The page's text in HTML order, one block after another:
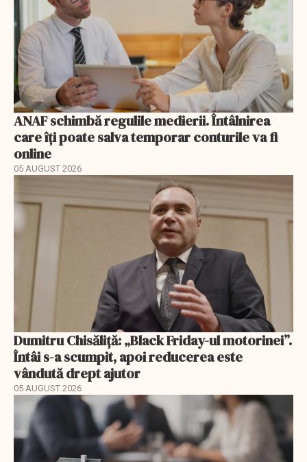
ANAF schimbă regulile medierii. Întâlnirea
care îți poate salva temporar conturile va fi
online
05 AUGUST 2026
Dumitru Chisăliță: „Black Friday-ul motorinei”.
Întâi s-a scumpit, apoi reducerea este
vândută drept ajutor
05 AUGUST 2026